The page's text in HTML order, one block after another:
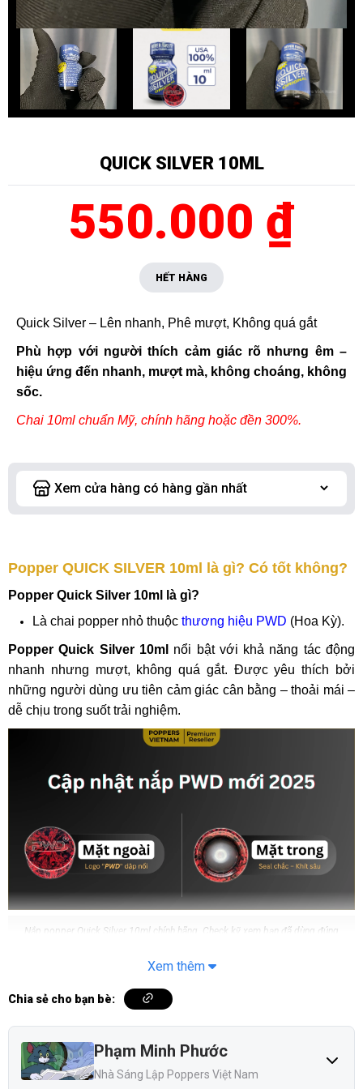
QUICK SILVER 10ML
550.000 ₫
HẾT HÀNG
Quick Silver – Lên nhanh, Phê mượt, Không quá gắt
Phù hợp với người thích cảm giác rõ nhưng êm –
hiệu ứng đến nhanh, mượt mà, không choáng, không
sốc.
Chai 10ml chuẩn Mỹ, chính hãng hoặc đền 300%.
Popper QUICK SILVER 10ml là gì? Có tốt không?
Popper Quick Silver 10ml là gì?
Là chai popper nhỏ thuộc thương hiệu PWD (Hoa Kỳ).
Popper Quick Silver 10ml
nổi bật với khả năng tác động
nhanh nhưng mượt, không quá gắt. Được yêu thích bởi
những người dùng ưu tiên cảm giác cân bằng – thoải mái –
dễ chịu trong suốt trải nghiệm.
Nắp popper Quick Silver 10ml chính hãng. Check kỹ xem bạn đã dùng đúng
Có – nếu bạn dùng đúng cách và chọn đúng hàng chính
hãng.
Thành phần rõ ràng: Isobutyl Nitrite – thông tin công bố
trên nhãn chai.
Xem thêm
Chia sẻ cho bạn bè:
Phạm Minh Phước
Nhà Sáng Lập Poppers Việt Nam